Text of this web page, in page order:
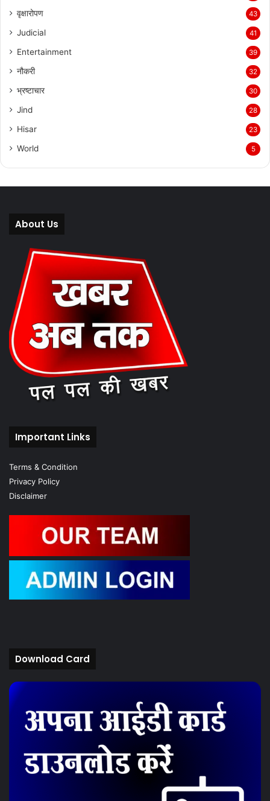
वृक्षारोपण 43
Judicial 41
Entertainment 39
नौकरी 32
भ्रष्टाचार 30
Jind 28
Hisar 23
World 5
About Us
Important Links
Terms & Condition
Privacy Policy
Disclaimer
Download Card